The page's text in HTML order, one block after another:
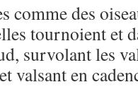
comme des
tournoient et
survolant les
valsant en